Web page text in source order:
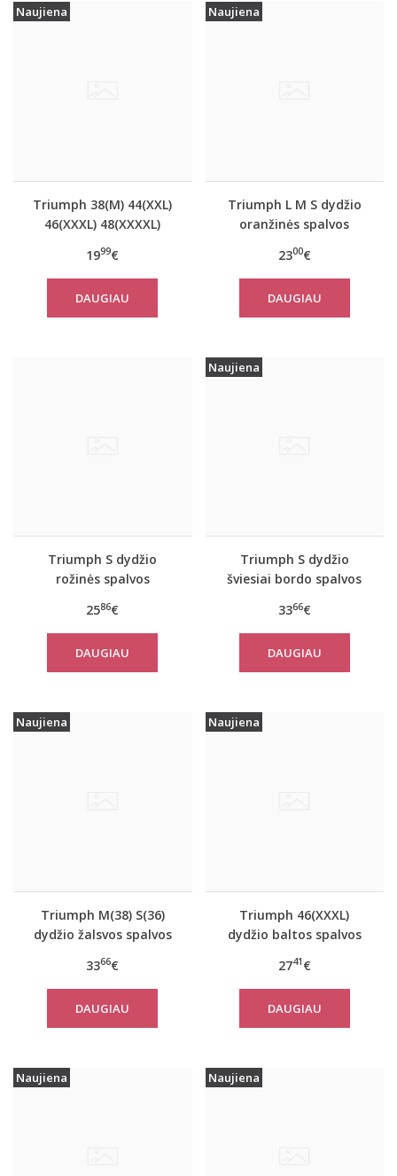
Naujiena
Triumph 38(M) 44(XXL)
46(XXXL) 48(XXXXL)
spalvos marškinėliai Be
Pure Shirt 02
1999€
DAUGIAU
Naujiena
Triumph L M S dydžio
oranžinės spalvos
marškinėliai women
move FLOW LIGHT Tank
Top
2300€
DAUGIAU
Triumph S dydžio
rožinės spalvos
marškinėliai women
move FLEX Tank
2586€
DAUGIAU
Naujiena
Triumph S dydžio
šviesiai bordo spalvos
marškinėliai women
move FLOW Tank Top
3366€
DAUGIAU
Naujiena
Triumph M(38) S(36)
dydžio žalsvos spalvos
marškinėliai women
move FLOW Tank Top
3366€
DAUGIAU
Naujiena
Triumph 46(XXXL)
dydžio baltos spalvos
marškinėliai Yselle
Basics Shirt03 2P
2741 €
DAUGIAU
Naujiena Naujiena